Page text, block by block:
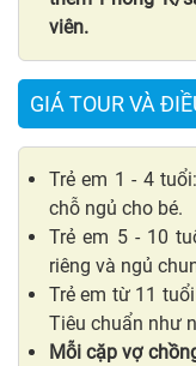
viên.
GIÁ TOUR VÀ
Trẻ em 1 - 4
chỗ ngủ cho bé.
Trẻ em 5 - 10
riêng và ngủ
Trẻ em từ 11
Tiêu chuẩn như
Mỗi cặp vợ